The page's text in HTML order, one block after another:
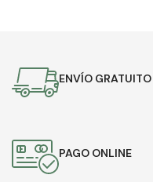
ENVÍO GRATUITO
PAGO ONLINE